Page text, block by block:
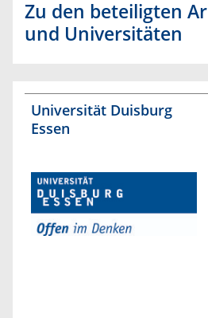
Zu den beteiligten
und Universitäten
Universität Duisburg
Essen